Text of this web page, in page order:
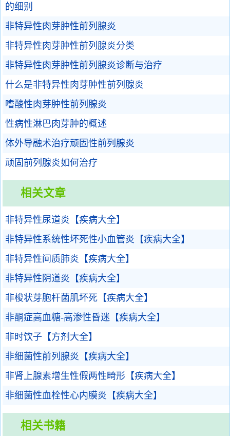
的细别
非特异性肉芽肿性前列腺炎
非特异性肉芽肿性前列腺炎分类
非特异性肉芽肿性前列腺炎诊断与治疗
什么是非特异性肉芽肿性前列腺炎
嗜酸性肉芽肿性前列腺炎
性病性淋巴肉芽肿的概述
体外导融术治疗顽固性前列腺炎
顽固前列腺炎如何治疗
相关文章
非特异性尿道炎【疾病大全】
非特异性系统性坏死性小血管炎【疾病大全】
非特异性间质肺炎【疾病大全】
非特异性阴道炎【疾病大全】
非梭状芽胞杆菌肌坏死【疾病大全】
非酮症高血糖-高渗性昏迷【疾病大全】
非时饮子【方剂大全】
非细菌性前列腺炎【疾病大全】
非肾上腺素增生性假两性畸形【疾病大全】
非细菌性血栓性心内膜炎【疾病大全】
相关书籍